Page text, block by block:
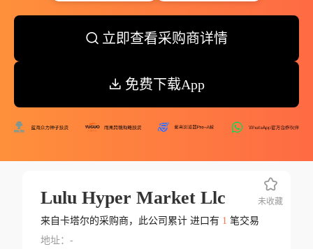
立即查看采购商详情
免费下载App
Lulu Hyper Market Llc
来自卡塔尔的采购商，此公司累计 进口有 1 笔交易
地址：-
未收藏